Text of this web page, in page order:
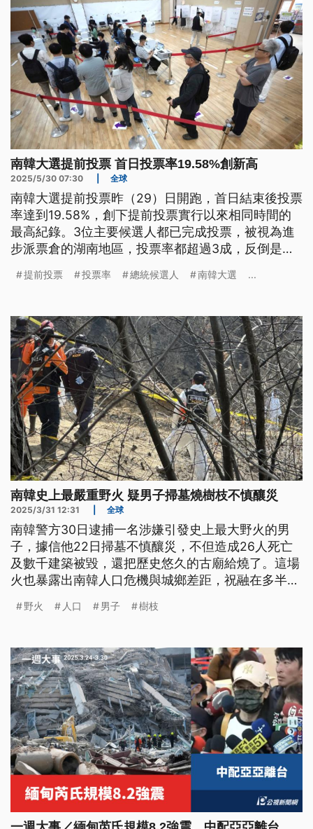
南韓大選提前投票 首日投票率19.58%創新高
2025/5/30 07:30 全球
南韓大選提前投票昨（29）日開跑，首日結束後投票
率達到19.58%，創下提前投票實行以來相同時間的
最高紀錄。3位主要候選人都已完成投票，被視為進
步派票倉的湖南地區，投票率都超過3成，反倒是保
提前投票 投票率 總統候選人 南韓大選 ...
南韓史上最嚴重野火 疑男子掃墓燒樹枝不慎釀災
2025/3/31 12:31 全球
南韓警方30日逮捕一名涉嫌引發史上最大野火的男
子，據信他22日掃墓不慎釀災，不但造成26人死亡
及數千建築被毀，還把歷史悠久的古廟給燒了。這場
火也暴露出南韓人口危機與城鄉差距，祝融在多半是
野火 人口 男子 樹枝